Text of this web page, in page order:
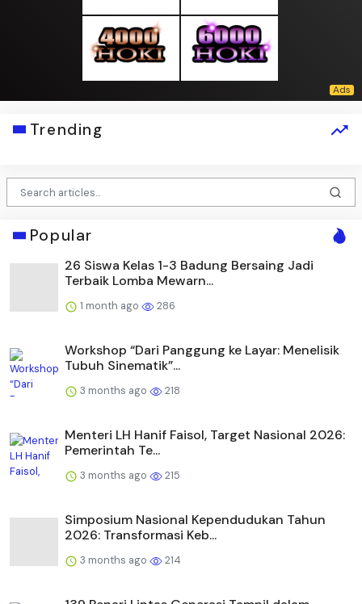
Trending
Popular
26 Siswa Kelas 1-3 Badung Bersaing Jadi
Terbaik Lomba Mewarn...
1 month ago 286
Workshop “Dari Panggung ke Layar: Menelisik
Tubuh Sinematik”...
3 months ago 218
Menteri LH Hanif Faisol, Target Nasional 2026:
Pemerintah Te...
3 months ago 215
Simposium Nasional Kependudukan Tahun
2026: Transformasi Keb...
3 months ago 214